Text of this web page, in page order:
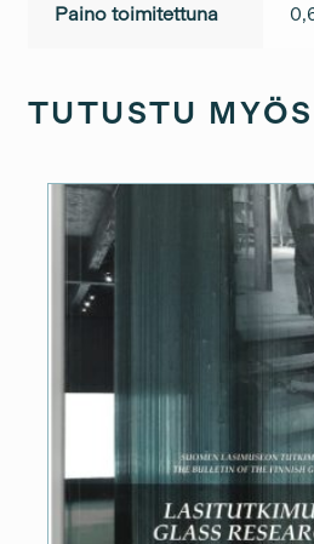
Paino toimitettuna
TUTUSTU MYÖS